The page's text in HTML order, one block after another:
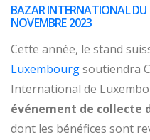
BAZAR INTERNATIONAL DU
NOVEMBRE 2023
Cette année, le stand
Luxembourgsoutiendra
International de
événement de collecte
dont les bénéfices sont